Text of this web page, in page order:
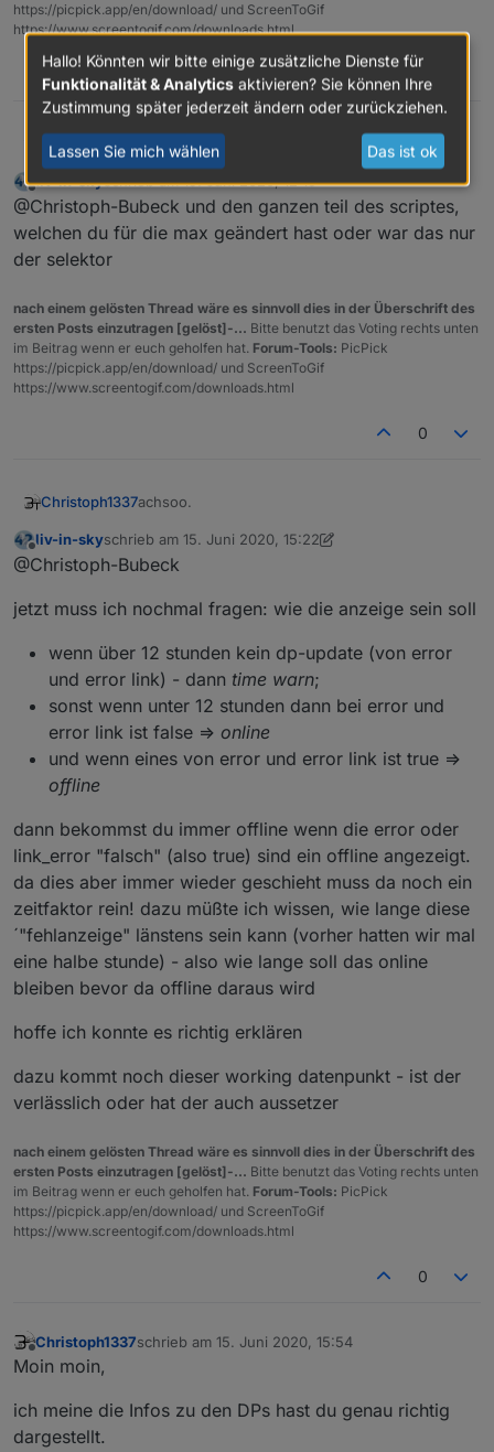
https://picpick.app/en/download/ und ScreenToGif
https://www.screentogif.com/downloads.html
Christoph1337 achsoo.
Also für Offline nehme ich
state[state.id=maxcube.*.*.*.error]
und
state[state.id=maxcube.*.*.*.link_err
Wenn = true -> nicht errreichbar
wenn = false -> Problem vorhanden
Offline
liv-in-skyschrieb am15. Juni 2020, 12:19
zuletzt editiert von
@Christoph-Bubeck und den ganzen teil des scriptes,
welchen du für die max geändert hast oder war das nur
der selektor
nach einem gelösten Thread wäre es sinnvoll dies in der Überschrift des
ersten Posts einzutragen [gelöst]-... Bitte benutzt das Voting rechts unten
im Beitrag wenn er euch geholfen hat. Forum-Tools: PicPick
https://picpick.app/en/download/ und ScreenToGif
https://www.screentogif.com/downloads.html
0
Christoph1337achsoo.
Also für Offline nehme ich
state[state.id=maxcube.*.*.*.error]
state[state.id=maxcube.*.*.*.link_err
state[state.id=maxcube.*.*.*.working]
wenn = false -> Problem vorhanden
Offline
liv-in-skyschrieb am 15. Juni 2020, 15:22
zuletzt editiert von liv-in-sky
@Christoph-Bubeck
jetzt muss ich nochmal fragen: wie die anzeige sein soll
wenn über 12 stunden kein dp-update (von error
und error link) - dann time warn;
sonst wenn unter 12 stunden dann bei error und
error link ist false => online
und wenn eines von error und error link ist true =>
offline
dann bekommst du immer offline wenn die error oder
link_error "falsch" (also true) sind ein offline angezeigt.
da dies aber immer wieder geschieht muss da noch ein
zeitfaktor rein! dazu müßte ich wissen, wie lange diese
´"fehlanzeige" länstens sein kann (vorher hatten wir mal
eine halbe stunde) - also wie lange soll das online
bleiben bevor da offline daraus wird
hoffe ich konnte es richtig erklären
dazu kommt noch dieser working datenpunkt - ist der
verlässlich oder hat der auch aussetzer
nach einem gelösten Thread wäre es sinnvoll dies in der Überschrift des
ersten Posts einzutragen [gelöst]-... Bitte benutzt das Voting rechts unten
im Beitrag wenn er euch geholfen hat. Forum-Tools: PicPick
https://picpick.app/en/download/ und ScreenToGif
https://www.screentogif.com/downloads.html
0
Offline
Christoph1337schrieb am 15. Juni 2020, 15:54
zuletzt editiert von
Moin moin,
ich meine die Infos zu den DPs hast du genau richtig
dargestellt.
Hallo! Könnten wir bitte einige zusätzliche Dienste für
Funktionalität & Analytics aktivieren? Sie können Ihre
Zustimmung später jederzeit ändern oder zurückziehen.
Lassen Sie mich wählen Das ist ok